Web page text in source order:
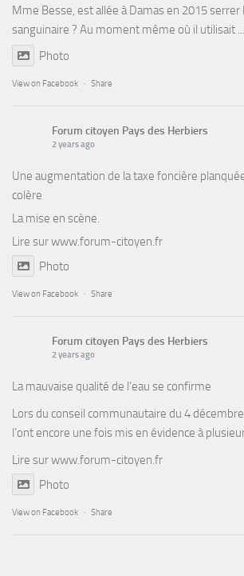
Mme Besse, est allée à Damas en 2015
sanguinaire ? Au moment même où il utilisait ...
Photo
View on Facebook · Share
Forum citoyen Pays des Herbiers
2 years ago
Une augmentation de la taxe foncière
colère
La mise en scène.
Lire surwww.forum-citoyen.fr
Photo
View on Facebook · Share
Forum citoyen Pays des Herbiers
2 years ago
La mauvaise qualité de l’eau se confirme
Lors du conseil communautaire du 4
l’ont encore une fois mis en évidence à
Lire surwww.forum-citoyen.fr
Photo
View on Facebook · Share